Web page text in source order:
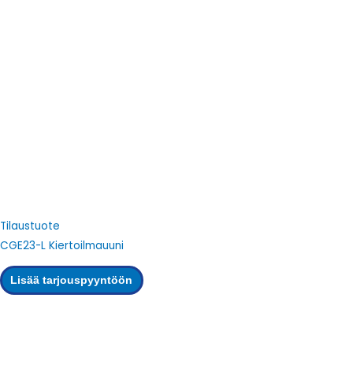
Tilaustuote
CGE23-L Kiertoilmauuni
Lisää tarjouspyyntöön